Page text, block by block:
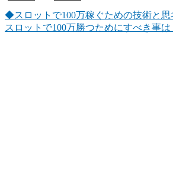
◆スロットで100万稼ぐための技術と
スロットで100万勝つためにすべき事は